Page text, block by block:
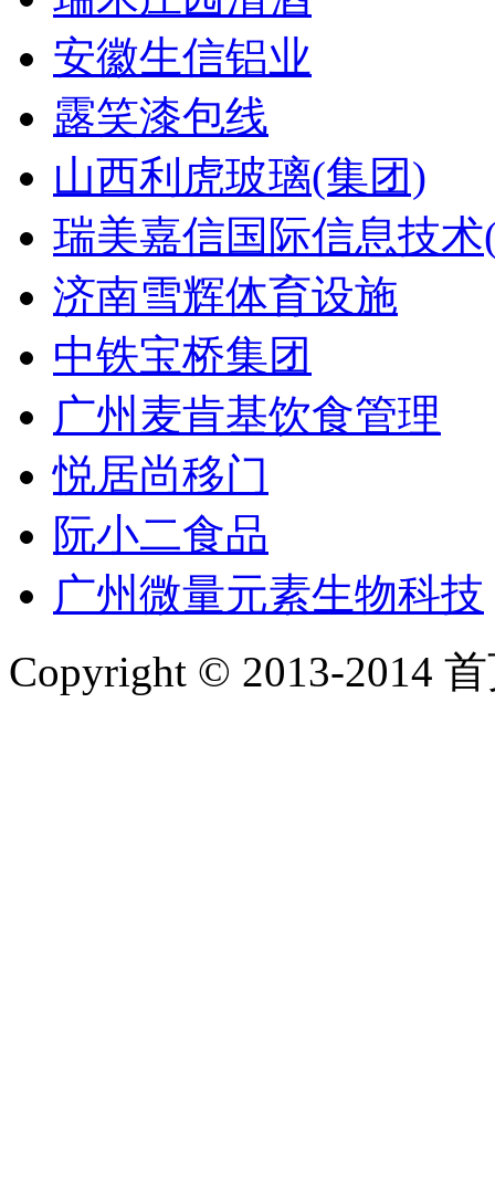
安徽生信铝业
露笑漆包线
山西利虎玻璃(集团)
瑞美嘉信国际信息技
济南雪辉体育设施
中铁宝桥集团
广州麦肯基饮食管理
悦居尚移门
阮小二食品
广州微量元素生物科技
Copyright © 2013-2014